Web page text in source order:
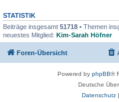
STATISTIK
Beiträge insgesamt 51718 • Themen
neuestes Mitglied: Kim-Sarah Höfner
Foren-Übersicht
Powered by phpBB®
Deutsche
Datenschutz|